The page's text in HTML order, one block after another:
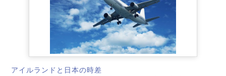
アイルランドと日本の時差